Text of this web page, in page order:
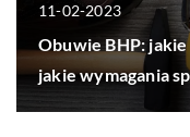
11-02-2023
Obuwie BHP:
jakie wymagania